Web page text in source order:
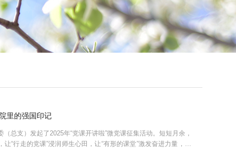
里的强国印记
总支）发起了2025年“党课开讲啦”微党课征集活动。短短月余，
“行走的党课”浸润师生心田，让“有形的课堂”激发奋进力量，推